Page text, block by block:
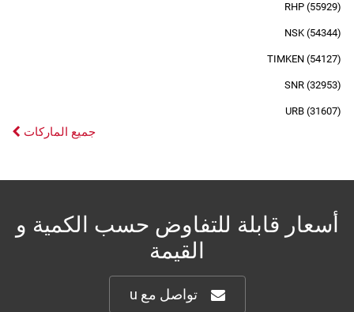
RHP (55929)
NSK (54344)
TIMKEN (54127)
SNR (32953)
URB (31607)
جميع الماركات
أسعار قابلة للتفاوض حسب الكمية و
القيمة
تواصل مع u